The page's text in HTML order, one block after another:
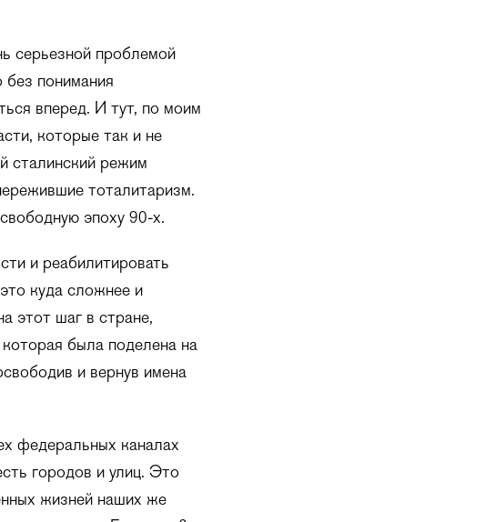
серьезной проблемой
без понимания
вперед. И тут, по моим
которые так и не
сталинский режим
тоталитаризм.
эпоху 90-х.
и реабилитировать
куда сложнее и
этот шаг в стране,
была поделена на
и вернув имена
федеральных каналах
городов и улиц. Это
жизней наших же